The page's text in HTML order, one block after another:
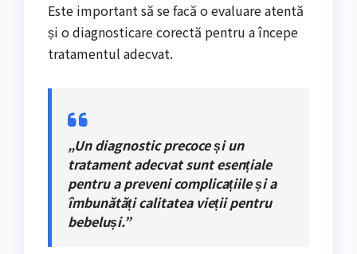
Este important să se facă o evaluare atentă
și o diagnosticare corectă pentru a începe
tratamentul adecvat.
„Un diagnostic precoce și un
tratament adecvat sunt esențiale
pentru a preveni complicațiile și a
îmbunătăți calitatea vieții pentru
bebeluși.”